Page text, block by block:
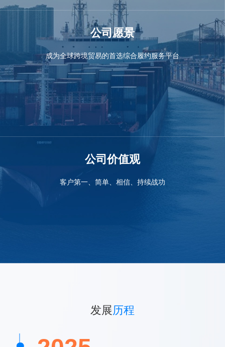
公司愿景
成为全球跨境贸易的首选综合履约服务平台
公司价值观
客户第一、简单、相信、持续战功
发展历程